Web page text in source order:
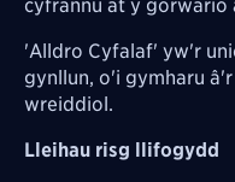
cyfrannu at y gorwario
'Alldro Cyfalaf' yw'r
gynllun, o'i gymharu
wreiddiol.
Lleihau risg llifogydd